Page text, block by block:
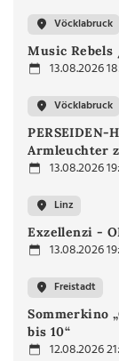
Vöcklabruck
Music
13.08.2026
Vöcklabruck
PERSEIDEN-
Armleuchter
13.08.2026
Linz
Exzellenzi -
13.08.2026
Freistadt
Sommerkino
bis 10“
12.08.2026